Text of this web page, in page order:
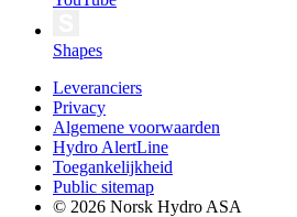
Shapes
Leveranciers
Privacy
Algemene voorwaarden
Hydro AlertLine
Toegankelijkheid
Public sitemap
© 2026 Norsk Hydro ASA